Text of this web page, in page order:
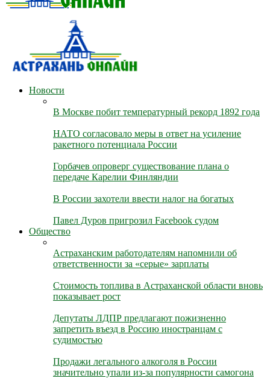
Новости
В Москве побит температурный рекорд 1892 года
НАТО согласовало меры в ответ на усиление
ракетного потенциала России
Горбачев опроверг существование плана о
передаче Карелии Финляндии
В России захотели ввести налог на богатых
Павел Дуров пригрозил Facebook судом
Общество
Астраханским работодателям напомнили об
ответственности за «серые» зарплаты
Стоимость топлива в Астраханской области вновь
показывает рост
Депутаты ЛДПР предлагают пожизненно
запретить въезд в Россию иностранцам с
судимостью
Продажи легального алкоголя в России
значительно упали из-за популярности самогона